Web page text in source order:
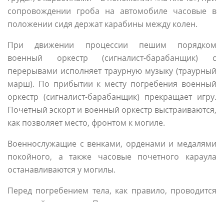
сопровождении гроба на автомобиле часовые в
положении сидя держат карабины между колен.
При движении процессии пешим порядком
военный оркестр (сигналист-барабанщик) с
перерывами исполняет траурную музыку (траурный
марш). По прибытии к месту погребения военный
оркестр (сигналист-барабанщик) прекращает игру.
Почетный эскорт и военный оркестр выстраиваются,
как позволяет место, фронтом к могиле.
Военнослужащие с венками, орденами и медалями
покойного, а также часовые почетного караула
останавливаются у могилы.
Перед погребением тела, как правило, проводится